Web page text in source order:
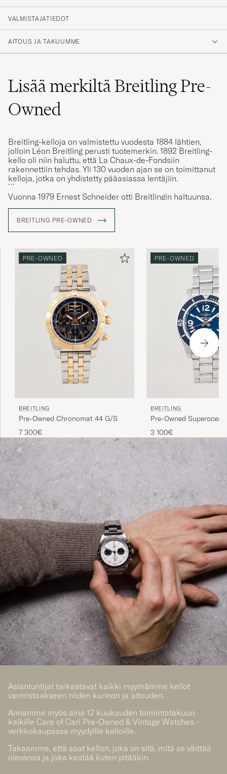
VALMISTAJATIEDOT
AITOUS JA TAKUUMME
Lisää merkiltä Breitling Pre-
Owned
Breitling-kelloja on valmistettu vuodesta 1884 lähtien,
jolloin Léon Breitling perusti tuotemerkin. 1892 Breitling-
kello oli niin haluttu, että La Chaux-de-Fondsiin
rakennettiin tehdas. Yli 130 vuoden ajan se on toimittanut
kelloja, jotka on yhdistetty pääasiassa lentäjiin.
Vuonna 1979 Ernest Schneider otti Breitlingin haltuunsa,
ja hän toi tuotemerkin läpi tuhoisan kvartsikriisin ja sai
BREITLING PRE-OWNED
PRE-OWNED
BREITLING
Pre-Owned Chronomat 44 G/S
7 300€
PRE-OWNED
BREITLING
Pre-Owned
3 100€
Asiantuntijat tarkastavat kaikki myymämme kellot
varmistaakseen niiden kunnon ja aitouden.
Annamme myös aina 12 kuukauden toimintatakuun
kaikille Care of Carl Pre-Owned & Vintage Watches -
verkkokaupassa myydyille kelloille.
Takaamme, että saat kellon, joka on sitä, mitä se väittää
olevansa ja joka kestää kuten pitääkin.